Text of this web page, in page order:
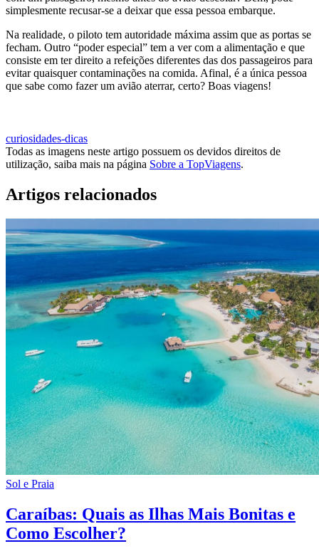
simplesmente recusar-se a deixar que essa pessoa embarque.
Na realidade, o piloto tem autoridade máxima assim que as portas se
fecham. Outro “poder especial” tem a ver com a alimentação e que
consiste em ter direito a refeições diferentes das dos passageiros para
evitar quaisquer contaminações na comida. Afinal, é a única pessoa
que sabe como fazer um avião aterrar, certo? Boas viagens!
curiosidades-dicas
Todas as imagens neste artigo possuem os devidos direitos de
utilização, saiba mais na página Sobre a TopViagens.
Artigos relacionados
Sol e Praia
Caraíbas: Quais as Ilhas Mais Bonitas e
Como Escolher?